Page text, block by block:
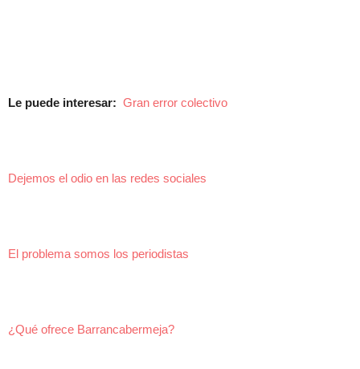
Le puede interesar: Gran error colectivo
Dejemos el odio en las redes sociales
El problema somos los periodistas
¿Qué ofrece Barrancabermeja?